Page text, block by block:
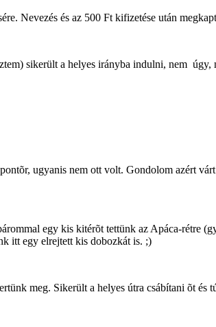
Nevezés és az 500 Ft kifizetése után
sikerült a helyes irányba indulni, nem
ugyanis nem ott volt. Gondolom azért
egy kis kitérõt tettünk az Apáca-rétre
itt egy elrejtett kis dobozkát is. ;)
meg. Sikerült a helyes útra csábítani õt és